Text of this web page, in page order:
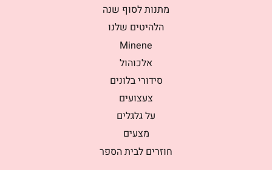
מתנות לסוף שנה
הלהיטים שלנו
Minene
אלכוהול
סידורי בלונים
צעצועים
על גלגלים
מצעים
חוזרים לבית הספר